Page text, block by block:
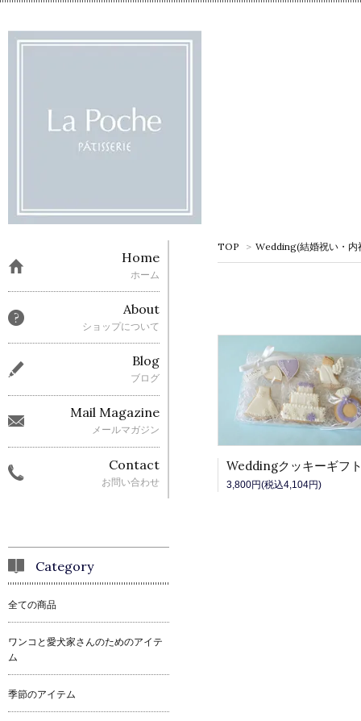
TOP > Wedding(結婚祝い・内
Weddingクッキーギフ
3,800円(税込4,104円)
Home
ホーム
About
ショップについて
Blog
ブログ
Mail Magazine
メールマガジン
Contact
お問い合わせ
Category
全ての商品
ワンコと愛犬家さんのためのアイテ
ム
季節のアイテム